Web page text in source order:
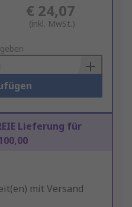
€ 24,07
(inkl. MwSt.)
Lieferung für
mit Versand